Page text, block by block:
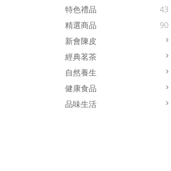
特色禮品
43
精選商品
90
新會陳皮
經典茗茶
自然養生
健康食品
品味生活